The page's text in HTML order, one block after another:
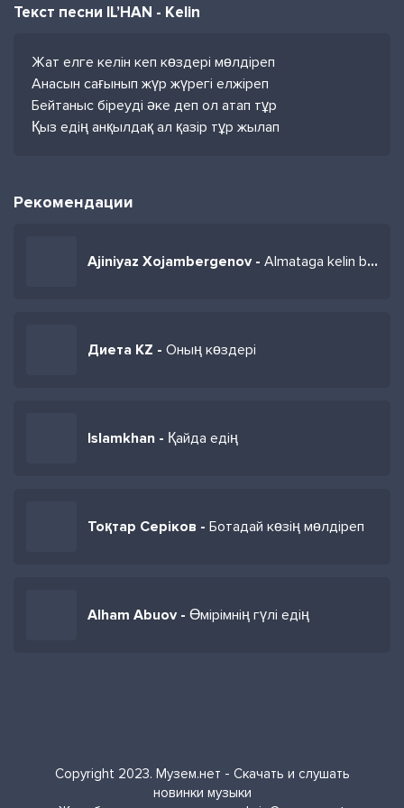
Текст песни IL’HAN - Kelin
Жат елге келін кеп көздері мөлдіреп
Анасын сағынып жүр жүрегі елжіреп
Бейтаныс біреуді әке деп ол атап тұр
Қыз едің анқылдақ ал қазір тұр жылап
Рекомендации
Ajiniyaz Xojambergenov - Almataga kelin boldi
Диета КZ - Оның көздері
Islamkhan - Қайда едің
Тоқтар Серіков - Ботадай көзің мөлдіреп
Alham Abuov - Өмірімнің гүлі едің
Copyright 2023. Музем.нет - Скачать и слушать
новинки музыки